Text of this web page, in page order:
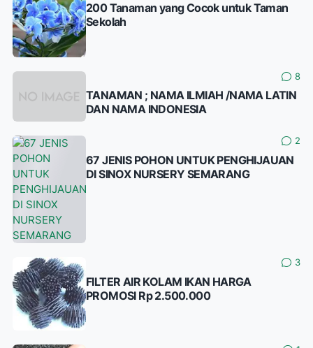
200 Tanaman yang Cocok untuk Taman
Sekolah
8
TANAMAN ; NAMA ILMIAH /NAMA LATIN
DAN NAMA INDONESIA
2
67 JENIS POHON UNTUK PENGHIJAUAN
DI SINOX NURSERY SEMARANG
3
FILTER AIR KOLAM IKAN HARGA
PROMOSI Rp 2.500.000